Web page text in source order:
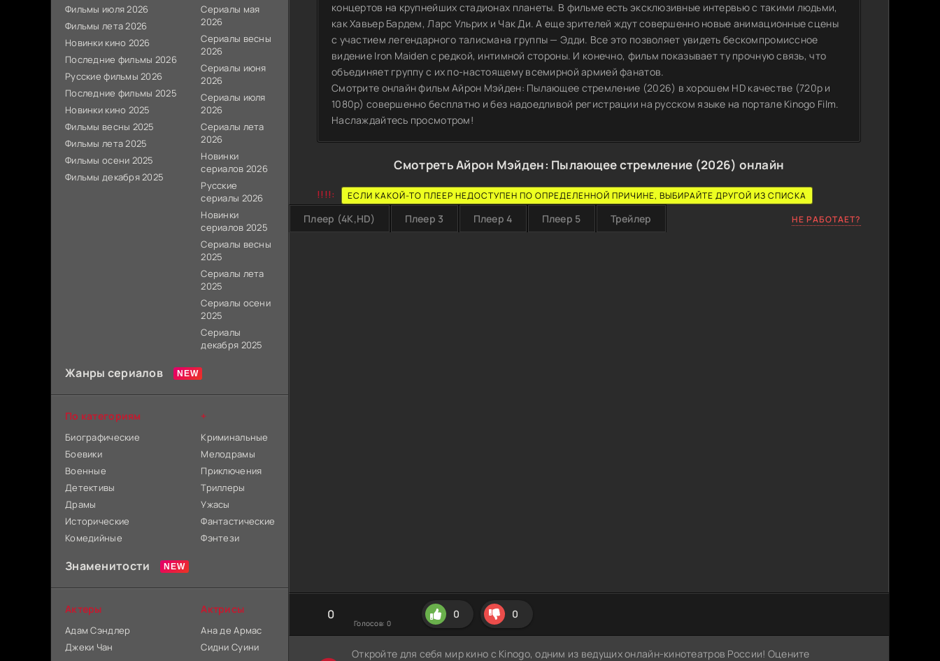
концертов на крупнейших стадионах планеты. В фильме есть эксклюзивные интервью с такими людьми,
как Хавьер Бардем, Ларс Ульрих и Чак Ди. А еще зрителей ждут совершенно новые анимационные сцены
с участием легендарного талисмана группы — Эдди. Все это позволяет увидеть бескомпромиссное
видение Iron Maiden с редкой, интимной стороны. И конечно, фильм показывает ту прочную связь, что
объединяет группу с их по-настоящему всемирной армией фанатов.
Смотрите онлайн фильм Айрон Мэйден: Пылающее стремление (2026) в хорошем HD качестве (720p и
1080p) совершенно бесплатно и без надоедливой регистрации на русском языке на портале Kinogo Film.
Наслаждайтесь просмотром!
Смотреть Айрон Мэйден: Пылающее стремление (2026) онлайн
!!!!: ЕСЛИ КАКОЙ-ТО ПЛЕЕР НЕДОСТУПЕН ПО ОПРЕДЕЛЕННОЙ ПРИЧИНЕ, ВЫБИРАЙТЕ ДРУГОЙ ИЗ СПИСКА
Плеер (4K,HD) Плеер 3 Плеер 4 Плеер 5 Трейлер НЕ РАБОТАЕТ?
0
Голосов: 0
0 0
Откройте для себя мир кино с Kinogo, одним из ведущих онлайн-кинотеатров России! Оцените
Фильмы июля 2026
Фильмы лета 2026
Новинки кино 2026
Последние фильмы 2026
Русские фильмы 2026
Последние фильмы 2025
Новинки кино 2025
Фильмы весны 2025
Фильмы лета 2025
Фильмы осени 2025
Фильмы декабря 2025
Сериалы мая
2026
Сериалы весны
2026
Сериалы июня
2026
Сериалы июля
2026
Сериалы лета
2026
Новинки
сериалов 2026
Русские
сериалы 2026
Новинки
сериалов 2025
Сериалы весны
2025
Сериалы лета
2025
Сериалы осени
2025
Сериалы
декабря 2025
Жанры сериалов
По категориям
Биографические
Боевики
Военные
Детективы
Драмы
Исторические
Комедийные
+
Криминальные
Мелодрамы
Приключения
Триллеры
Ужасы
Фантастические
Фэнтези
Знаменитости
Актеры
Адам Сэндлер
Джеки Чан
Актрисы
Ана де Армас
Сидни Суини